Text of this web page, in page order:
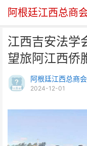
阿根廷江西总商
江西吉安法学
望旅阿江西侨
阿根廷江西总商会
2024-12-01
江西吉安法学会